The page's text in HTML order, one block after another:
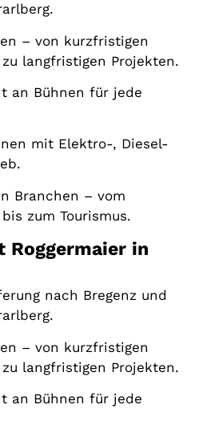
– von kurzfristigen
langfristigen Projekten.
an Bühnen für jede
mit Elektro-, Diesel-
Branchen – vom
zum Tourismus.
Roggermaier in
nach Bregenz und
– von kurzfristigen
langfristigen Projekten.
an Bühnen für jede